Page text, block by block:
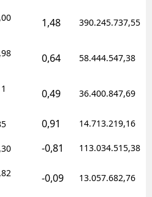
1,48 390.245.737,55
0,64 58.444.547,38
0,49 36.400.847,69
0,91 14.713.219,16
-0,81 113.034.515,38
-0,09 13.057.682,76